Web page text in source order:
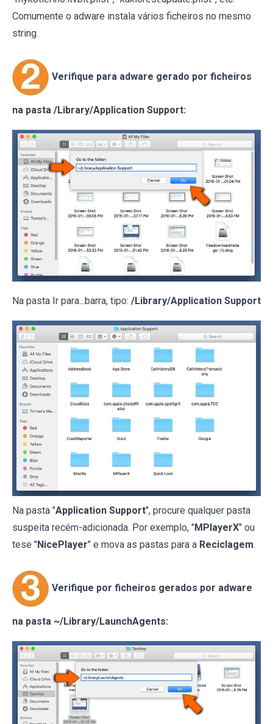
Comumente o adware instala vários ficheiros no mesmo
string.
Verifique para adware gerado por ficheiros
na pasta /Library/Application Support:
Na pasta Ir para...barra, tipo: /Library/Application Support
Na pasta "Application Support", procure qualquer pasta
suspeita recém-adicionada. Por exemplo, "MPlayerX" ou
tese "NicePlayer" e mova as pastas para a Reciclagem.
Verifique por ficheiros gerados por adware
na pasta ~/Library/LaunchAgents: